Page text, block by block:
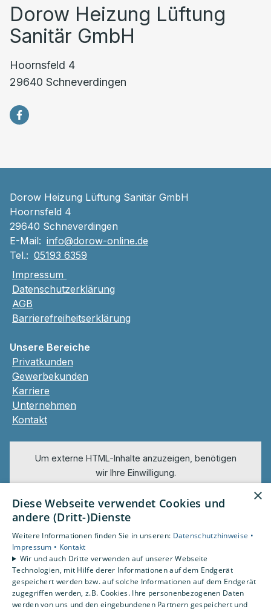
Dorow Heizung Lüftung
Sanitär GmbH
Hoornsfeld 4
29640 Schneverdingen
Dorow Heizung Lüftung Sanitär GmbH
Hoornsfeld 4
29640 Schneverdingen
E-Mail: info@dorow-online.de
Tel.: 05193 6359
Impressum
Datenschutzerklärung
AGB
Barrierefreiheitserklärung
Unsere Bereiche
Privatkunden
Gewerbekunden
Karriere
Unternehmen
Kontakt
Um externe HTML-Inhalte anzuzeigen, benötigen
wir Ihre Einwilligung.
Datenschutzerklärung.
Cookie-Einstellungen öffnen
×
Diese Webseite verwendet Cookies und
andere (Dritt-)Dienste
Weitere Informationen finden Sie in unseren: Datenschutzhinweise •
Impressum • Kontakt
Wir und auch Dritte verwenden auf unserer Webseite
Technologien, mit Hilfe derer Informationen auf dem Endgerät
gespeichert werden bzw. auf solche Informationen auf dem Endgerät
zugegriffen werden, z.B. Cookies. Ihre personenbezogenen Daten
werden von uns und den eingebundenen Partnern gespeichert und